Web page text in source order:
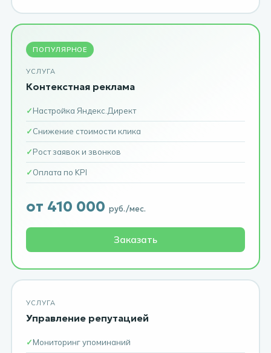
ПОПУЛЯРНОЕ
УСЛУГА
Контекстная реклама
Настройка Яндекс.Директ
Снижение стоимости клика
Рост заявок и звонков
Оплата по KPI
от 410 000руб./мес.
Заказать
УСЛУГА
Управление репутацией
Мониторинг упоминаний